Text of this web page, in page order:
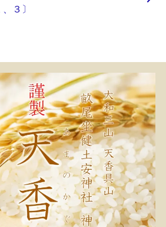
３〕